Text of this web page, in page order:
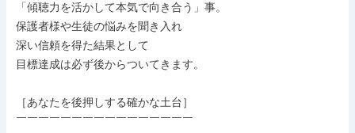
「傾聴力を活かして本気で向き合う」事。
保護者様や生徒の悩みを聞き入れ
深い信頼を得た結果として
目標達成は必ず後からついてきます。
［あなたを後押しする確かな土台］
￣￣￣￣￣￣￣￣￣￣￣￣￣￣￣￣